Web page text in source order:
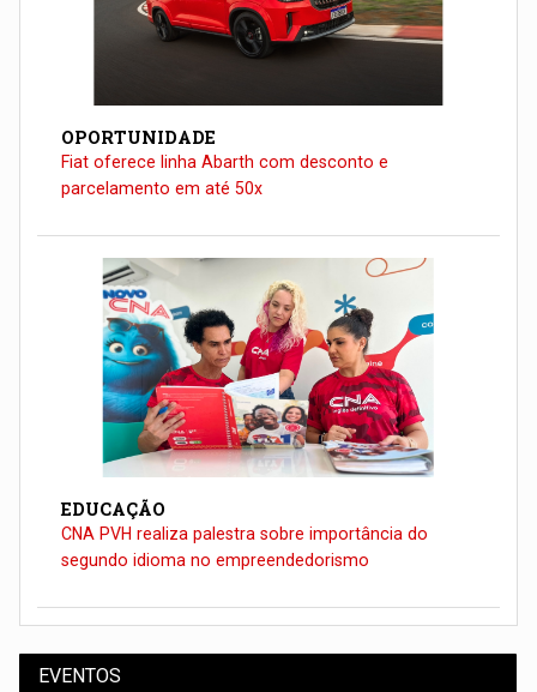
OPORTUNIDADE
Fiat oferece linha Abarth com desconto e
parcelamento em até 50x
EDUCAÇÃO
CNA PVH realiza palestra sobre importância do
segundo idioma no empreendedorismo
EVENTOS